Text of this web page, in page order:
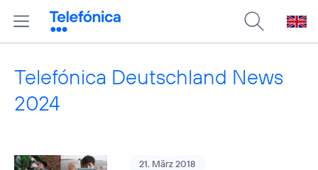
Telefónica Deutschland News
2024
21. März 2018